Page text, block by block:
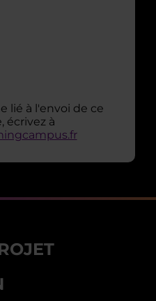
lié à l'envoi de ce
écrivez à